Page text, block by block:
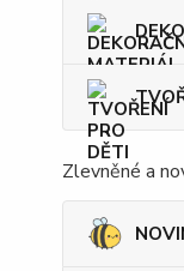
Zlevněné a